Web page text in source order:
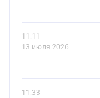
11.11
13 июля 2026
11.33